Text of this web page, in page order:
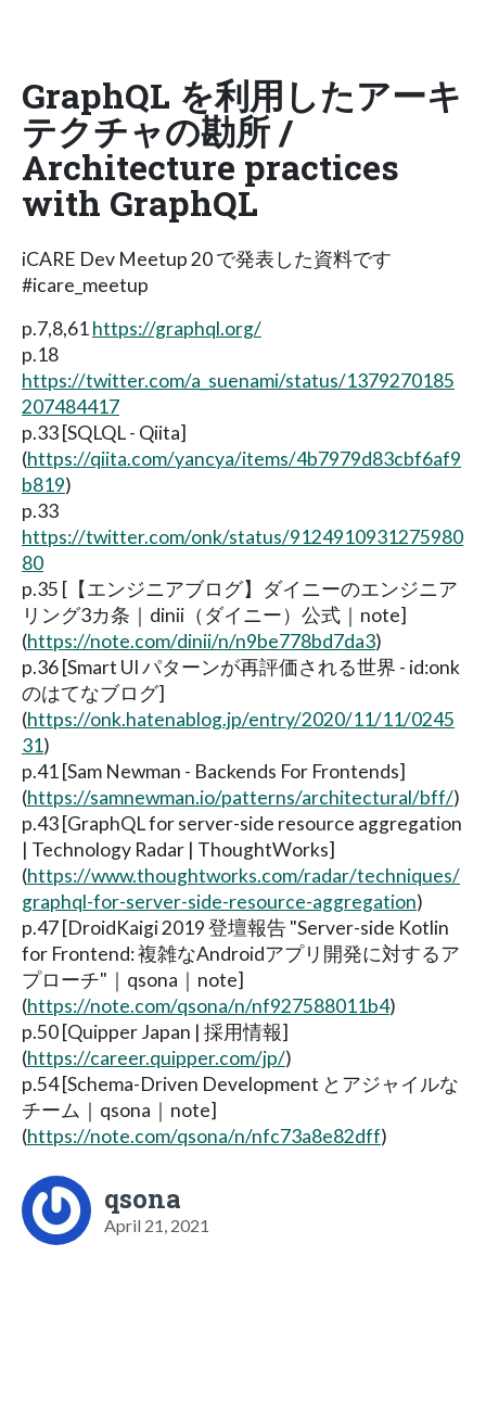
GraphQL を利用したアーキ
テクチャの勘所 /
Architecture practices
with GraphQL
iCARE Dev Meetup 20 で発表した資料です
#icare_meetup
p.7,8,61https://graphql.org/
p.18
https://twitter.com/a_suenami/status/1379270185
207484417
p.33 [SQLQL - Qiita]
(https://qiita.com/yancya/items/4b7979d83cbf6af9
b819)
p.33
https://twitter.com/onk/status/9124910931275980
80
p.35 [【エンジニアブログ】ダイニーのエンジニア
リング3カ条｜dinii（ダイニー）公式｜note]
(https://note.com/dinii/n/n9be778bd7da3)
p.36 [Smart UI パターンが再評価される世界 - id:onk
のはてなブログ]
(https://onk.hatenablog.jp/entry/2020/11/11/0245
31)
p.41 [Sam Newman - Backends For Frontends]
(https://samnewman.io/patterns/architectural/bff/)
p.43 [GraphQL for server-side resource aggregation
| Technology Radar | ThoughtWorks]
(https://www.thoughtworks.com/radar/techniques/
graphql-for-server-side-resource-aggregation)
p.47 [DroidKaigi 2019 登壇報告 "Server-side Kotlin
for Frontend: 複雑なAndroidアプリ開発に対するア
プローチ"｜qsona｜note]
(https://note.com/qsona/n/nf927588011b4)
p.50 [Quipper Japan | 採用情報]
(https://career.quipper.com/jp/)
p.54 [Schema-Driven Development とアジャイルな
チーム｜qsona｜note]
(https://note.com/qsona/n/nfc73a8e82dff)
qsona
April 21, 2021